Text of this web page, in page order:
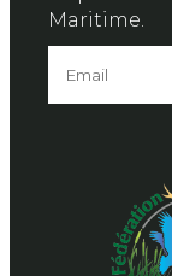
Maritime.